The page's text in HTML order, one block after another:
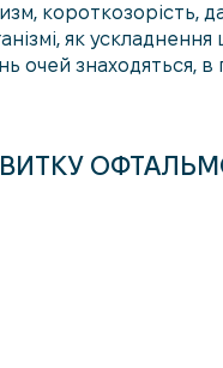
короткозорість,
як ускладнення
очей знаходяться, в